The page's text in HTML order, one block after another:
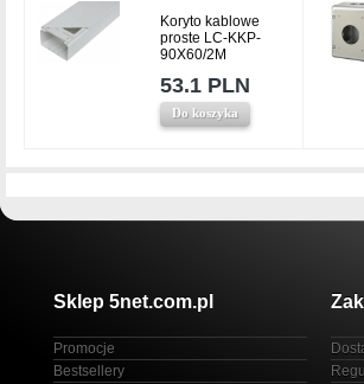
Koryto kablowe
proste LC-KKP-
90X60/2M
53.1 PLN
Do koszyka
Sklep 5net.com.pl
Promocje
Bestsellery